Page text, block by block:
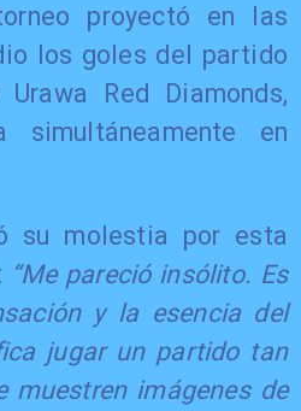
proyectó en las
los goles del partido
Red Diamonds,
simultáneamente en
su molestia por esta
“Me pareció insólito. Es
y la esencia del
jugar un partido tan
muestren imágenes de